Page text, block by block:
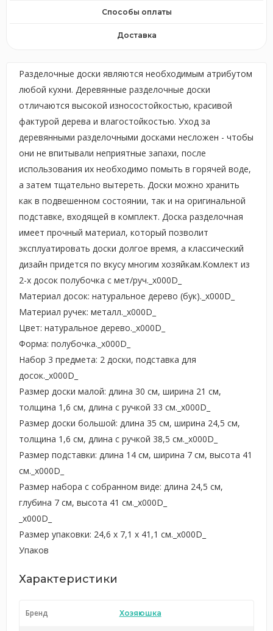
Способы оплаты
Доставка
Разделочные доски являются необходимым атрибутом
любой кухни. Деревянные разделочные доски
отличаются высокой износостойкостью, красивой
фактурой дерева и влагостойкостью. Уход за
деревянными разделочными досками несложен - чтобы
они не впитывали неприятные запахи, после
использования их необходимо помыть в горячей воде,
а затем тщательно вытереть. Доски можно хранить
как в подвешенном состоянии, так и на оригинальной
подставке, входящей в комплект. Доска разделочная
имеет прочный материал, который позволит
эксплуатировать доски долгое время, а классический
дизайн придется по вкусу многим хозяйкам.Комлект из
2-х досок полубочка с мет/руч._x000D_
Материал досок: натуральное дерево (бук)._x000D_
Материал ручек: металл._x000D_
Цвет: натуральное дерево._x000D_
Форма: полубочка._x000D_
Набор 3 предмета: 2 доски, подставка для
досок._x000D_
Размер доски малой: длина 30 см, ширина 21 см,
толщина 1,6 см, длина с ручкой 33 см._x000D_
Размер доски большой: длина 35 см, ширина 24,5 см,
толщина 1,6 см, длина с ручкой 38,5 см._x000D_
Размер подставки: длина 14 см, ширина 7 см, высота 41
см._x000D_
Размер набора с собранном виде: длина 24,5 см,
глубина 7 см, высота 41 см._x000D_
_x000D_
Размер упаковки: 24,6 х 7,1 х 41,1 см._x000D_
Упаков
Характеристики
Бренд Хозяюшка